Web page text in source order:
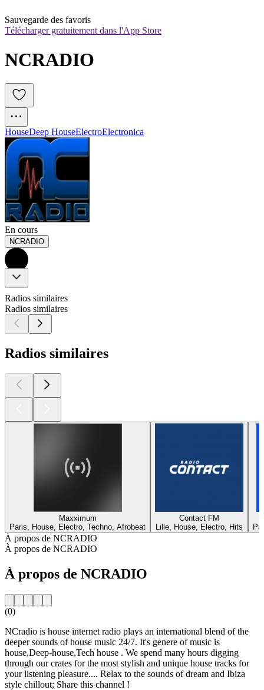
Sauvegarde des favoris
Télécharger gratuitement dans l'App Store
NCRADIO
HouseDeep HouseElectroElectronica
En cours
NCRADIO
Radios similaires
Radios similaires
Radios similaires
Maxximum
Paris, House, Electro, Techno, Afrobeat
Contact FM
Lille, House, Electro, Hits
À propos de NCRADIO
À propos de NCRADIO
À propos de NCRADIO
(0)
NCradio is house internet radio plays an international blend of the
deeper sounds of house music 24/7. It's genere of music is
house,Deep-house,Tech house . We spend many hours digging
through our crates for the most stylish and unique house tracks for
your listening pleasure.... Relax to the sounds of dream and Ibiza
style chillout; Share this channel !